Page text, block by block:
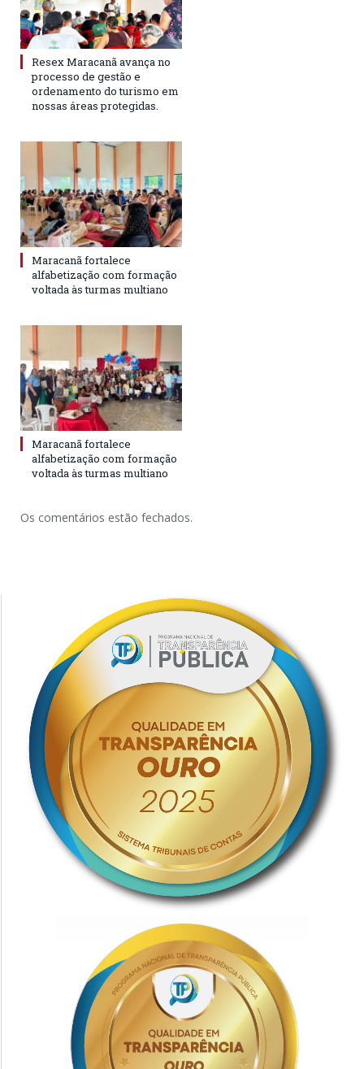
Resex Maracanã avança no
processo de gestão e
ordenamento do turismo em
nossas áreas protegidas.
Maracanã fortalece
alfabetização com formação
voltada às turmas multiano
Maracanã fortalece
alfabetização com formação
voltada às turmas multiano
Os comentários estão fechados.